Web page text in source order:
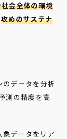
会全体の環境
攻めのサステナ
のデータを分析
測の精度を高
象データをリア